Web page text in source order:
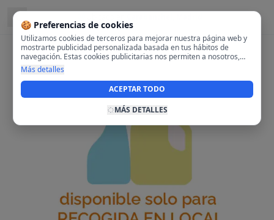
🍪 Preferencias de cookies
Utilizamos cookies de terceros para mejorar nuestra página web y
mostrarte publicidad personalizada basada en tus hábitos de
navegación. Estas cookies publicitarias nos permiten a nosotros,
analizar tu navegación en nuestra página y en internet para
mostrarte anuncios relevantes para ti. Al activarlas, aceptas el uso
de cookies para fines publicitarios y la recopilación y tratamiento de
tus datos de navegación, incluyendo la posible compartición de
Más detalles
ACEPTAR TODO
MÁS DETALLES